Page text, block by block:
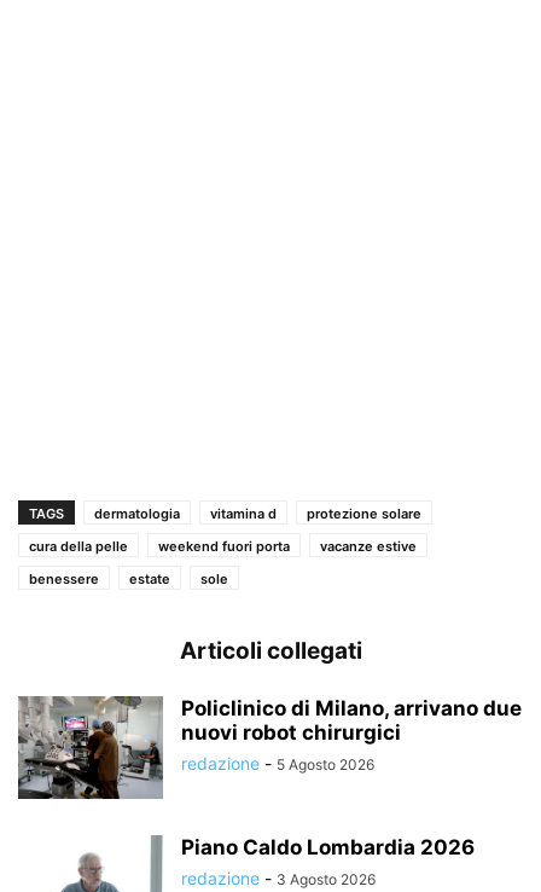
TAGS dermatologia vitamina d
protezione solare
cura della pelle
weekend fuori porta
vacanze estive
benessere
estate sole
Articoli collegati
Policlinico di Milano, arrivano due
nuovi robot chirurgici
redazione - 5 Agosto 2026
Piano Caldo Lombardia 2026
redazione - 3 Agosto 2026